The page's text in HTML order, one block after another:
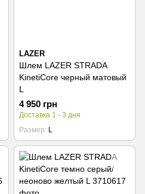
LAZER
Шлем LAZER STRADA
KinetiCore черный матовый
L
4 950 грн
Доставка 1 - 3 дня
Размер
L